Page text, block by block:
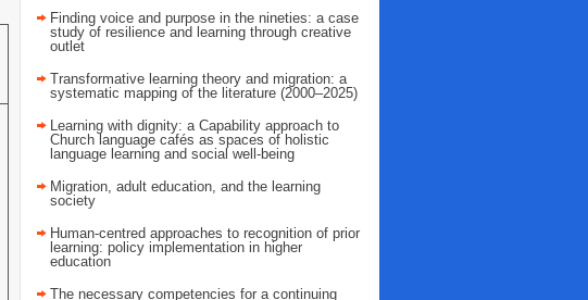
Finding voice and purpose in the nineties: a case
study of resilience and learning through creative
outlet
Transformative learning theory and migration: a
systematic mapping of the literature (2000–2025)
Learning with dignity: a Capability approach to
Church language cafés as spaces of holistic
language learning and social well-being
Migration, adult education, and the learning
society
Human-centred approaches to recognition of prior
learning: policy implementation in higher
education
The necessary competencies for a continuing